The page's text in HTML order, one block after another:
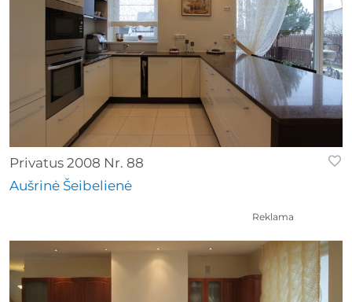
Privatus 2008 Nr. 88
Aušrinė Šeibelienė
Reklama